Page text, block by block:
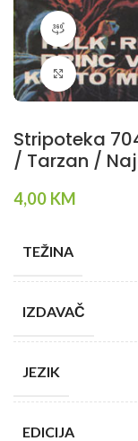
360
Klikni da
Stripoteka
/ Tarzan /
4,00 KM
TEŽINA
IZDAVAČ
JEZIK
EDICIJA